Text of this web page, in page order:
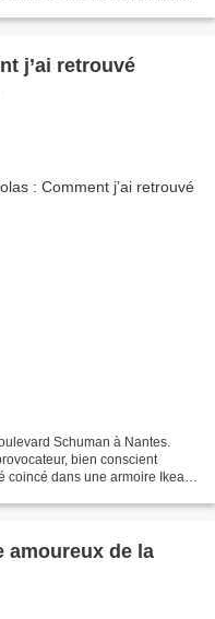
j’ai retrouvé
Schuman à Nantes.
bien conscient
coincé dans une armoire Ikea il
amoureux de la